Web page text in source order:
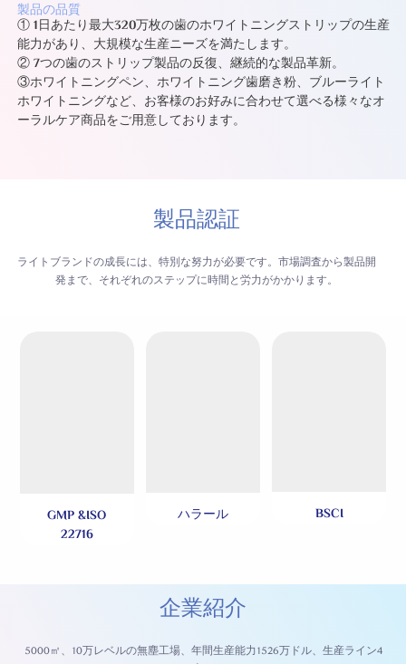
製品の品質
① 1日あたり最大320万枚の歯のホワイトニングストリップの生産
能力があり、大規模な生産ニーズを満たします。
② 7つの歯のストリップ製品の反復、継続的な製品革新。
③ホワイトニングペン、ホワイトニング歯磨き粉、ブルーライト
ホワイトニングなど、お客様のお好みに合わせて選べる様々なオ
ーラルケア商品をご用意しております。
製品認証
ライトブランドの成長には、特別な努力が必要です。市場調査から製品開
発まで、それぞれのステップに時間と労力がかかります。
GMP &ISO
22716
ハラール BSCI
企業紹介
5000㎡、10万レベルの無塵工場、年間生産能力1526万ドル、生産ライン4